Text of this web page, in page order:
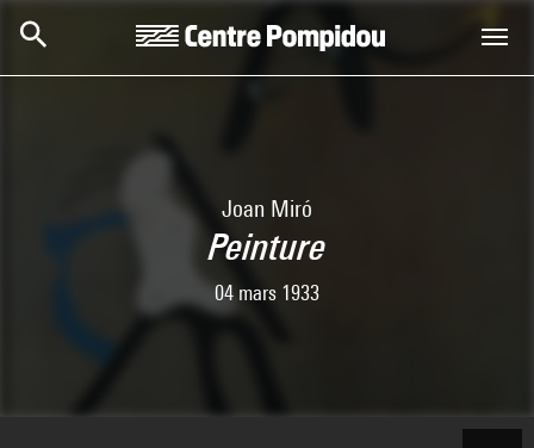
Joan Miró
Peinture
04 mars 1933